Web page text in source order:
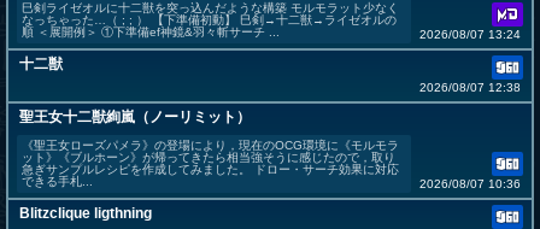
巳剣ライゼオルに十二獣を突っ込んだような構築 モルモラット少なく
なっちゃった…（ ; ; ） 【下準備初動】 巳剣→十二獣→ライゼオルの
順 ＜展開例＞ ①下準備ef神鏡&羽々斬サーチ ...
2026/08/07 13:24
十二獣
2026/08/07 12:38
聖王女十二獣絢嵐（ノーリミット）
《聖王女ローズパメラ》の登場により，現在のOCG環境に《モルモラ
ット》《ブルホーン》が帰ってきたら相当強そうに感じたので，取り
急ぎサンプルレシピを作成してみました。 ドロー・サーチ効果に対応
できる手札...
2026/08/07 10:36
Blitzclique ligthning